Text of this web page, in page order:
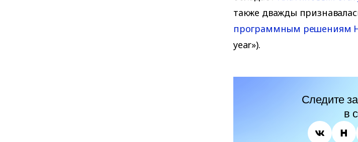
также дважды
программным решениям
year»).
Следите
в